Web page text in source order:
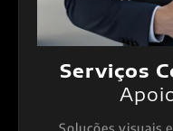
Serviços
Soluções visuais